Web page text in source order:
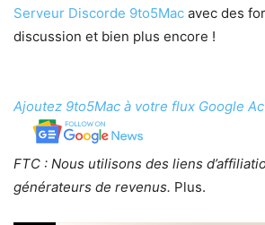
Serveur Discorde 9to5Mac avec des
discussion et bien plus encore !
Ajoutez 9to5Mac à votre flux Google
FTC : Nous utilisons des liens
générateurs de revenus. Plus.